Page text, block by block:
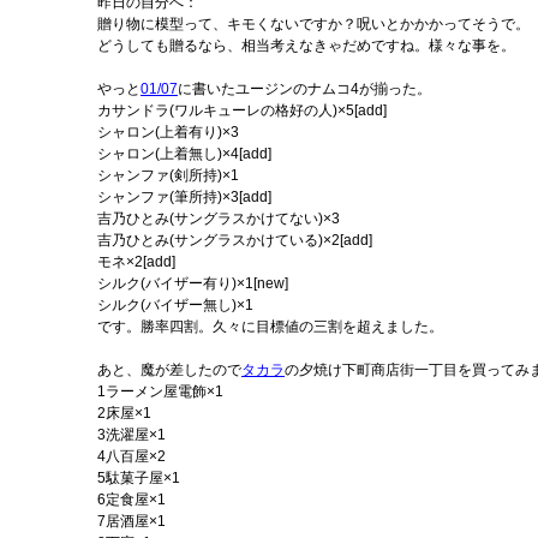
贈り物に模型って、キモくないですか？呪いとかかかってそうで。
どうしても贈るなら、相当考えなきゃだめですね。様々な事を。
やっと01/07に書いたユージンのナムコ4が揃った。
カサンドラ(ワルキューレの格好の人)×5[add]
シャロン(上着有り)×3
シャロン(上着無し)×4[add]
シャンファ(剣所持)×1
シャンファ(筆所持)×3[add]
吉乃ひとみ(サングラスかけてない)×3
吉乃ひとみ(サングラスかけている)×2[add]
モネ×2[add]
シルク(バイザー有り)×1[new]
シルク(バイザー無し)×1
です。勝率四割。久々に目標値の三割を超えました。
あと、魔が差したのでタカラの夕焼け下町商店街一丁目を買ってみ
1ラーメン屋電飾×1
2床屋×1
3洗濯屋×1
4八百屋×2
5駄菓子屋×1
6定食屋×1
7居酒屋×1